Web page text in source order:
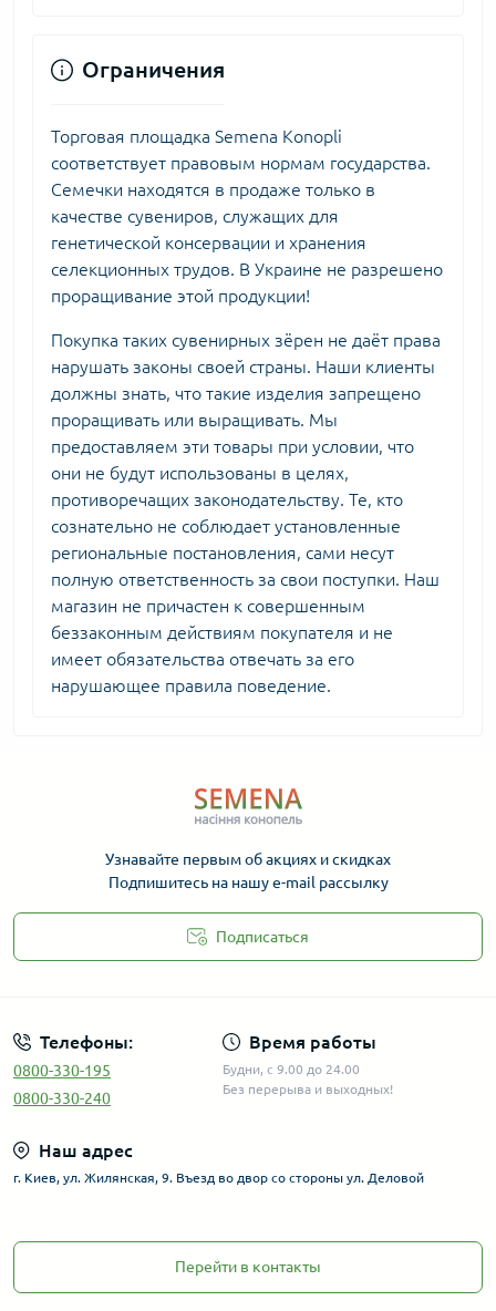
Ограничения
Торговая площадка Semena Konopli
соответствует правовым нормам государства.
Семечки находятся в продаже только в
качестве сувениров, служащих для
генетической консервации и хранения
селекционных трудов. В Украине не разрешено
проращивание этой продукции!
Покупка таких сувенирных зёрен не даёт права
нарушать законы своей страны. Наши клиенты
должны знать, что такие изделия запрещено
проращивать или выращивать. Мы
предоставляем эти товары при условии, что
они не будут использованы в целях,
противоречащих законодательству. Те, кто
сознательно не соблюдает установленные
региональные постановления, сами несут
полную ответственность за свои поступки. Наш
магазин не причастен к совершенным
беззаконным действиям покупателя и не
имеет обязательства отвечать за его
нарушающее правила поведение.
Узнавайте первым об акциях и скидках
Подпишитесь на нашу e-mail рассылку
Подписаться
Телефоны:
0800-330-195
0800-330-240
Время работы
Будни, с 9.00 до 24.00
Без перерыва и выходных!
Наш адрес
г. Киев, ул. Жилянская, 9. Въезд во двор со стороны ул. Деловой
Перейти в контакты